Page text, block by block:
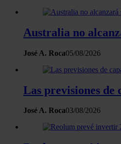
Australia no
José A. Roca05/08/2026
Las previsiones de
José A. Roca03/08/2026